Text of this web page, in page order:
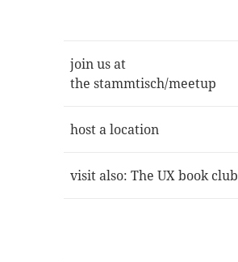
join us at
the stammtisch/meetup
host a location
visit also: The UX book club